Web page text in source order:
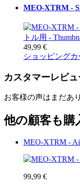
MEO-XTRM -
49,99 €
ショッピング
カスタマーレビュ
お客様の声はまだあ
他の顧客も購
MEO-XTRM -
99,99 €